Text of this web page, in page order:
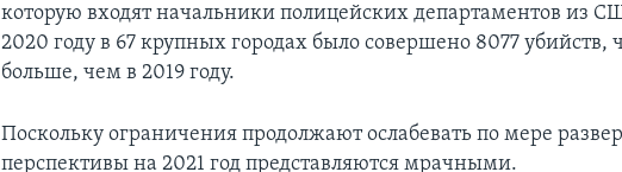
которую входят начальники полицейских департаментов из
2020 году в 67 крупных городах было совершено 8077 убийств,
больше, чем в 2019 году.
Поскольку ограничения продолжают ослабевать по мере
перспективы на 2021 год представляются мрачными.